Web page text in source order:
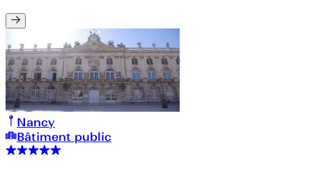
Nancy
Bâtiment public